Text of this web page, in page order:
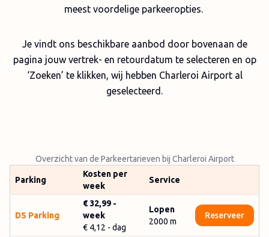
meest voordelige parkeeropties.
Je vindt ons beschikbare aanbod door bovenaan de
pagina jouw vertrek- en retourdatum te selecteren en op
‘Zoeken’ te klikken, wij hebben Charleroi Airport al
geselecteerd.
Overzicht van de Parkeertarieven bij Charleroi Airport
Parking
Kosten per
week
Service
DS Parking
€ 32,99 -
week
€ 4,12 - dag
Lopen
2000 m
Reserveer